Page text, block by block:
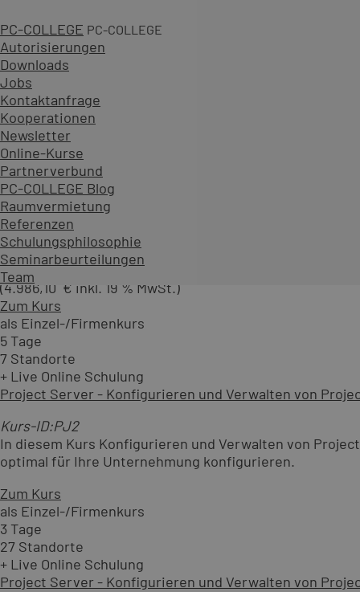
PC-COLLEGE PC-COLLEGE
Autorisierungen
Downloads
Jobs
Kontaktanfrage
Kooperationen
Newsletter
Online-Kurse
Partnerverbund
PC-COLLEGE Blog
Raumvermietung
Referenzen
Schulungsphilosophie
Seminarbeurteilungen
Team
ab 891,00 €
(ab 1.060,29 € inkl. 19 % MwSt.)
Zum Kurs
als Einzel-/Firmenkurs
2 Tage
31 Standorte
+ Live Online Schulung
1 Garantietermin
SAP ERP - Instandhaltung (PM) - Geschäftsprozesse in
Kurs-ID:S47
Sie erhalten eine Einführung in den Bereich
abbilden kann.
4.190,00 €
(4.986,10 € inkl. 19 % MwSt.)
Zum Kurs
als Einzel-/Firmenkurs
5 Tage
7 Standorte
+ Live Online Schulung
Project Server - Konfigurieren und Verwalten von
Kurs-ID:PJ2
In diesem Kurs Konfigurieren und Verwalten von
optimal für Ihre Unternehmung konfigurieren.
Zum Kurs
als Einzel-/Firmenkurs
3 Tage
27 Standorte
+ Live Online Schulung
Project Server - Konfigurieren und Verwalten von